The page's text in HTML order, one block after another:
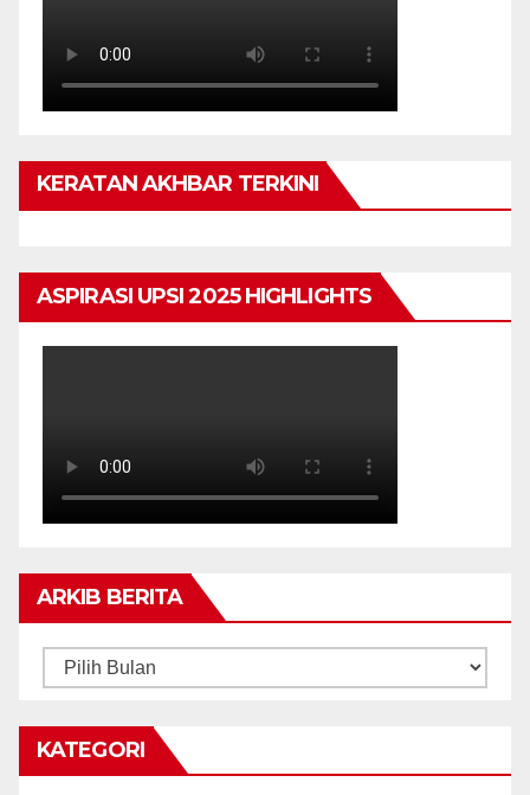
KERATAN AKHBAR TERKINI
ASPIRASI UPSI 2025 HIGHLIGHTS
ARKIB BERITA
ARKIB
KATEGORI